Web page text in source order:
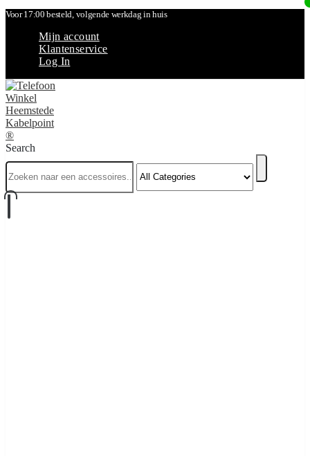
Voor 17:00 besteld, volgende werkdag in huis
Mijn account
Klantenservice
Log In
Search